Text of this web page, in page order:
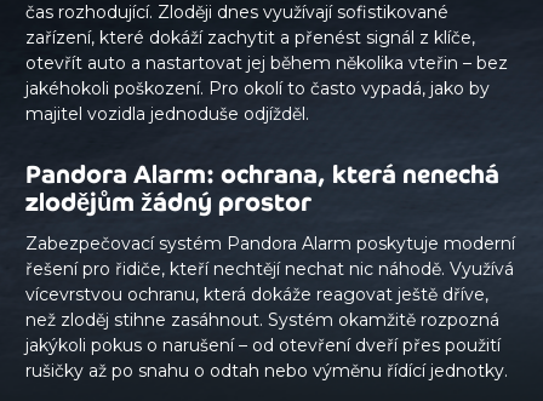
čas rozhodující. Zloději dnes využívají sofistikované
zařízení, které dokáží zachytit a přenést signál z klíče,
otevřít auto a nastartovat jej během několika vteřin – bez
jakéhokoli poškození. Pro okolí to často vypadá, jako by
majitel vozidla jednoduše odjížděl.
Pandora Alarm: ochrana, která nenechá
zlodějům žádný prostor
Zabezpečovací systém Pandora Alarm poskytuje moderní
řešení pro řidiče, kteří nechtějí nechat nic náhodě. Využívá
vícevrstvou ochranu, která dokáže reagovat ještě dříve,
než zloděj stihne zasáhnout. Systém okamžitě rozpozná
jakýkoli pokus o narušení – od otevření dveří přes použití
rušičky až po snahu o odtah nebo výměnu řídící jednotky.